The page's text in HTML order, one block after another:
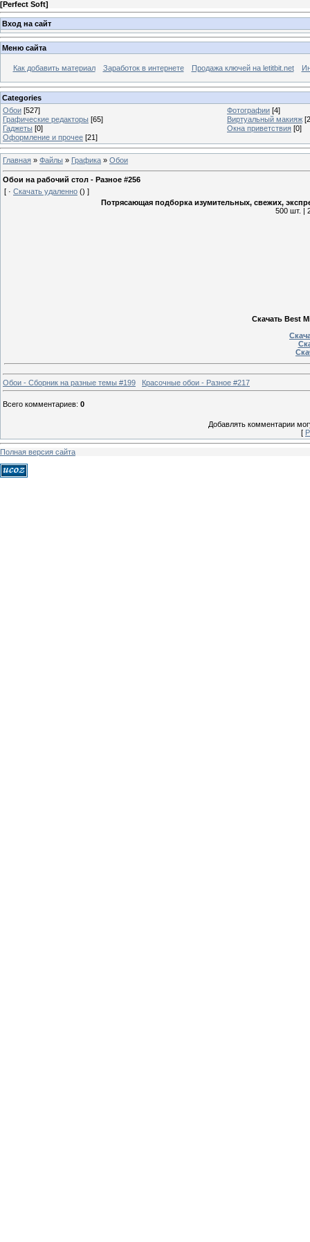
[Perfect Soft]
Вход на сайт
Меню сайта
Как добавить материал Заработок в интернете Продажа ключей на letitbit.net
Categories
Обои [527] Фотографии [4]
Графические редакторы [65] Виртуальный макияж
Гаджеты [0] Окна приветствия [0]
Оформление и прочее [21]
Главная » Файлы » Графика » Обои
Обои на рабочий стол - Разное #256
[ · Скачать удаленно () ]
Потрясающая подборка изумительных, свежих,
500 шт. |
Скачать Best
Обои - Сборник на разные темы #199 Красочные обои - Разное #217
Всего комментариев: 0
Добавлять комментарии
[
Полная версия сайта